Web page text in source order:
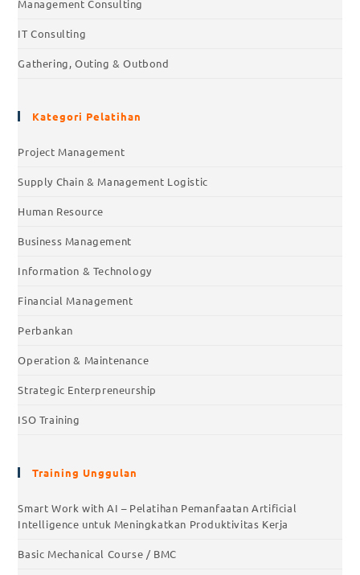
Management Consulting
IT Consulting
Gathering, Outing & Outbond
Kategori Pelatihan
Project Management
Supply Chain & Management Logistic
Human Resource
Business Management
Information & Technology
Financial Management
Perbankan
Operation & Maintenance
Strategic Enterpreneurship
ISO Training
Training Unggulan
Smart Work with AI – Pelatihan Pemanfaatan Artificial
Intelligence untuk Meningkatkan Produktivitas Kerja
Basic Mechanical Course / BMC